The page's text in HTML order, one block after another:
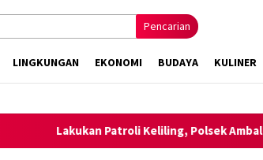
Pencarian
LINGKUNGAN EKONOMI BUDAYA KULINER
Lakukan Patroli Keliling, Polsek Ambalawi